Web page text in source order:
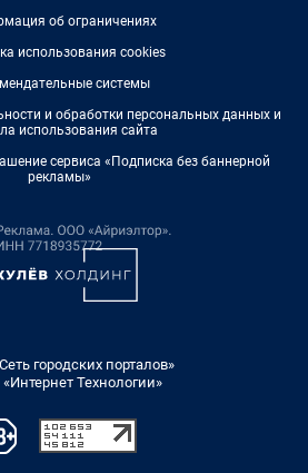
об ограничениях
использования cookies
системы
и обработки персональных данных и
использования сайта
сервиса «Подписка без баннерной
рекламы»
городских порталов»
Технологии»